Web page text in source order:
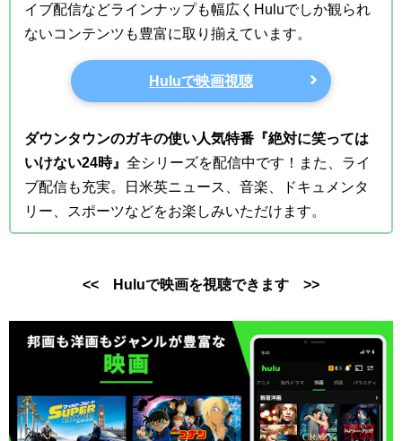
イブ配信などラインナップも幅広くHuluでしか観られ
ないコンテンツも豊富に取り揃えています。
Huluで映画視聴
ダウンタウンのガキの使い人気特番『絶対に笑っては
いけない24時』 全シリーズを配信中です！また、ライ
ブ配信も充実。日米英ニュース、音楽、ドキュメンタ
リー、スポーツなどをお楽しみいただけます。
<< Huluで映画を視聴できます >>